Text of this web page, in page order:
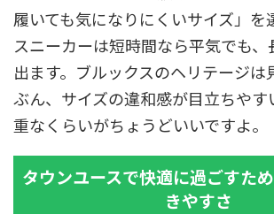
履いても気になりにくいサイズ」を
スニーカーは短時間なら平気でも
出ます。ブルックスのヘリテージは
ぶん、サイズの違和感が目立ちやす
重なくらいがちょうどいいですよ。
タウンユースで快適に過ごすた
きやすさ